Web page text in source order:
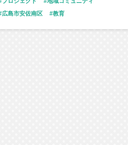
広島市安佐南区
教育